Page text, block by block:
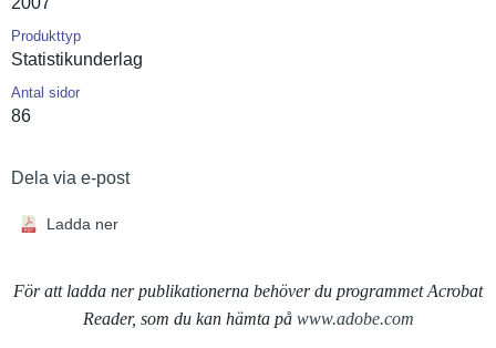
Produkttyp
Statistiku­nderlag
Antal sidor
86
Dela via e-post
Ladda ner
För att ladda ner publikationerna behöver du programmet Acrobat
Reader, som du kan hämta på www.adobe.com